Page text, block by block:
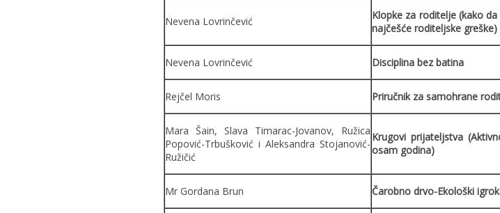
Nevena Lovrinčević
Klopke za roditelje (kako
najčešće roditeljske greške)
Nevena Lovrinčević Disciplina bez batina
Rejčel Moris Priručnik za samohrane
Mara Šain, Slava Timarac-Jovanov, Ružica
Popović-Trbušković i Aleksandra Stojanović-
Ružičić
Krugovi prijateljstva
osam godina)
Mr Gordana Brun Čarobno drvo-Ekološki